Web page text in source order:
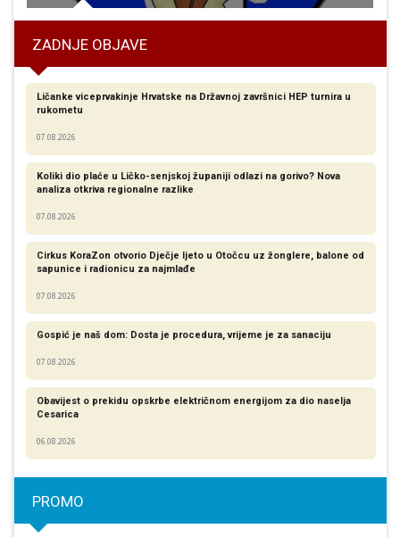
ZADNJE OBJAVE
Ličanke viceprvakinje Hrvatske na Državnoj završnici HEP turnira u
rukometu
07.08.2026
Koliki dio plaće u Ličko-senjskoj županiji odlazi na gorivo? Nova
analiza otkriva regionalne razlike​
07.08.2026
Cirkus KoraZon otvorio Dječje ljeto u Otočcu uz žonglere, balone od
sapunice i radionicu za najmlađe
07.08.2026
Gospić je naš dom: Dosta je procedura, vrijeme je za sanaciju
07.08.2026
Obavijest o prekidu opskrbe električnom energijom za dio naselja
Cesarica
06.08.2026
PROMO